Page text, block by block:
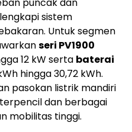
sistem
Untuk segmen
seri PV1900
12 kW serta baterai
hingga 30,72 kWh.
pasokan listrik mandiri
dan berbagai
mobilitas tinggi.